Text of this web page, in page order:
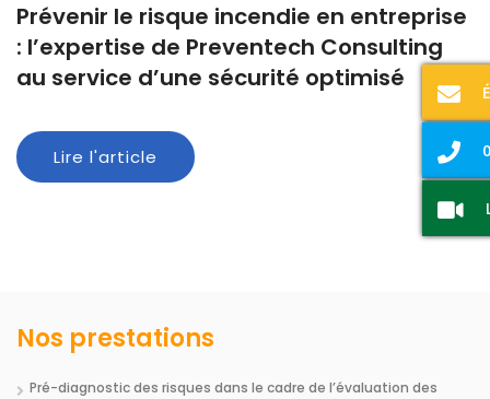
Prévenir le risque incendie en entreprise
: l’expertise de Preventech Consulting
au service d’une sécurité optimisé
Lire l'article
Nos prestations
Pré-diagnostic des risques dans le cadre de l’évaluation des